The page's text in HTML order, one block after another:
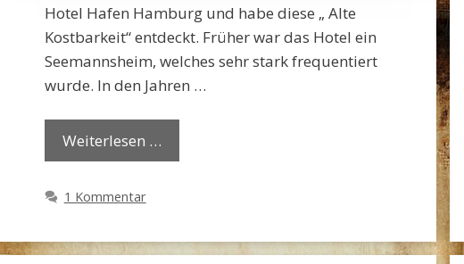
Hotel Hafen Hamburg und habe diese „ Alte
Kostbarkeit“ entdeckt. Früher war das Hotel ein
Seemannsheim, welches sehr stark frequentiert
wurde. In den Jahren …
Weiterlesen …
1 Kommentar